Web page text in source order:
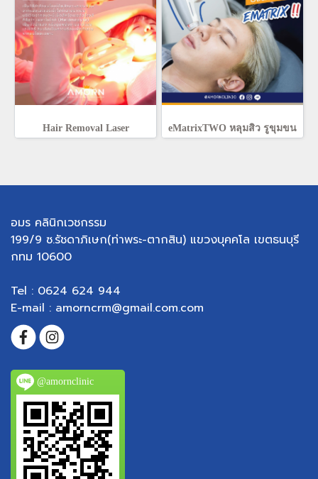
Hair Removal Laser eMatrixTWO หลุมสิว รูขุมขน
อมร คลินิกเวชกรรม
199/9 ซ.รัชดาภิเษก(ท่าพระ-ตากสิน) แขวงบุคคโล เขตธนบุรี
กทม 10600
Tel : 0624 624 944
E-mail : amorncrm@gmail.com.com
@amornclinic